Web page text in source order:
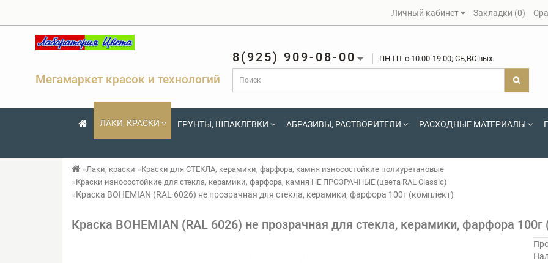
Личный кабинет Закладки (0)
Мегамаркет красок и технологий
8(925) 909-08-00 ПН-ПТ c 10.00-19.00; СБ,ВС вых.
ЛАКИ, КРАСКИ ГРУНТЫ, ШПАКЛЁВКИ АБРАЗИВЫ, РАСТВОРИТЕЛИ РАСХОДНЫЕ МАТЕРИАЛЫ
Лаки, краски
Краски для СТЕКЛА, керамики, фарфора, камня износостойкие полиуретановые
Краски износостойкие для стекла, керамики, фарфора, камня НЕ ПРОЗРАЧНЫЕ (цвета RAL Classic)
Краска BOHEMIAN (RAL 6026) не прозрачная для стекла, керамики, фарфора 100г (комплект)
Краска BOHEMIAN (RAL 6026) не прозрачная для стекла, керамики, фарфора